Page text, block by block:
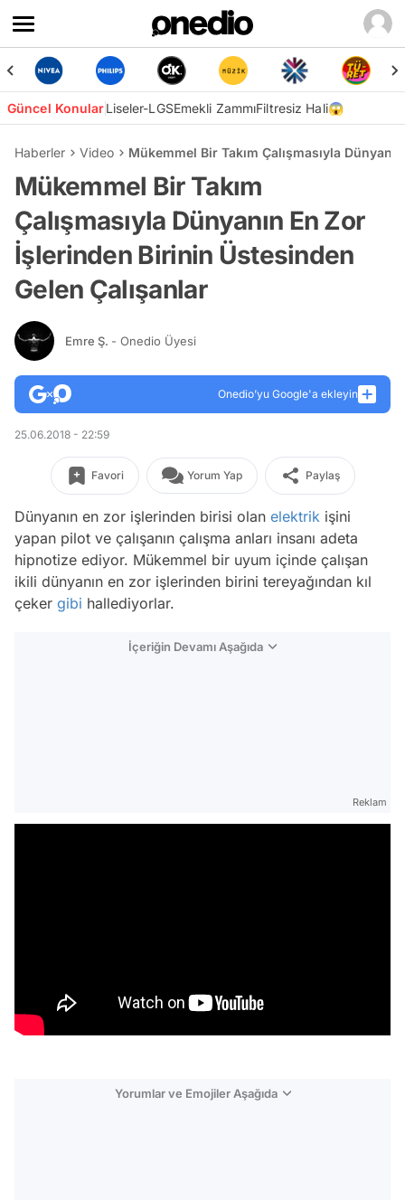
Güncel KonularLiseler-LGSEmekli ZammıFiltresiz Hali😱
Haberler Video Mükemmel Bir Takım Çalışmasıyla
Mükemmel Bir Takım
Çalışmasıyla Dünyanın En Zor
İşlerinden Birinin Üstesinden
Gelen Çalışanlar
Emre Ş. - Onedio Üyesi
Onedio’yu Google'a ekleyin
25.06.2018 - 22:59
Favori Yorum Yap Paylaş
Dünyanın en zor işlerinden birisi olan elektrik işini
yapan pilot ve çalışanın çalışma anları insanı adeta
hipnotize ediyor. Mükemmel bir uyum içinde çalışan
ikili dünyanın en zor işlerinden birini tereyağından kıl
çeker gibi hallediyorlar.
İçeriğin Devamı Aşağıda
Reklam
Yorumlar ve Emojiler Aşağıda